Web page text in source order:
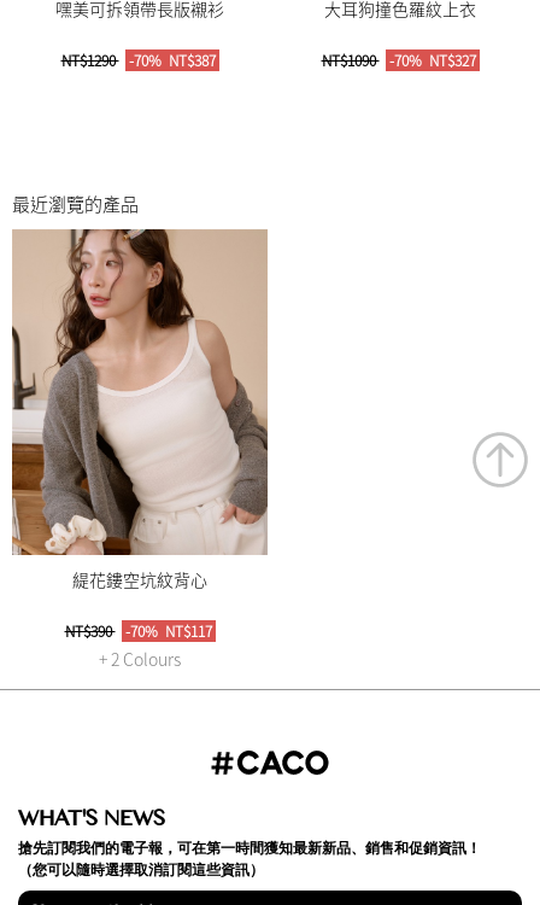
嘿美可拆領帶長版襯衫
NT$1290 -70% NT$387
大耳狗撞色羅紋上衣
NT$1090 -70% NT$327
最近瀏覽的產品
緹花鏤空坑紋背心
NT$390 -70% NT$117
+ 2 Colours
WHAT'S NEWS
搶先訂閱我們的電子報，可在第一時間獲知最新新品、銷售和促銷資訊！
（您可以隨時選擇取消訂閱這些資訊）